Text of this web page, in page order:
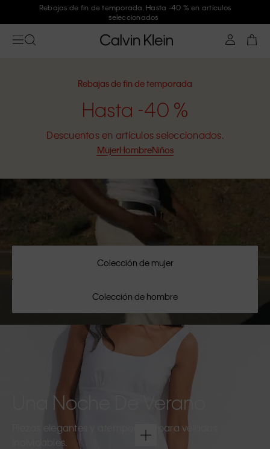
Únete a Calvin Klein y consigue un -10 %
Rebajas de fin de temporada
Hasta -40 %
Descuentos en artículos seleccionados.
MujerHombreNiños
Colección de mujer
Colección de hombre
Una Noche De Verano
Piezas elegantes y atemporales para veladas
inolvidables.